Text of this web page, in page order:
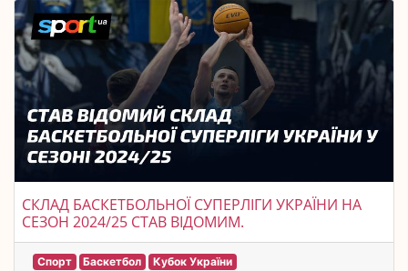
СКЛАД БАСКЕТБОЛЬНОЇ СУПЕРЛІГИ УКРАЇНИ НА
СЕЗОН 2024/25 СТАВ ВІДОМИМ.
Спорт Баскетбол Кубок України